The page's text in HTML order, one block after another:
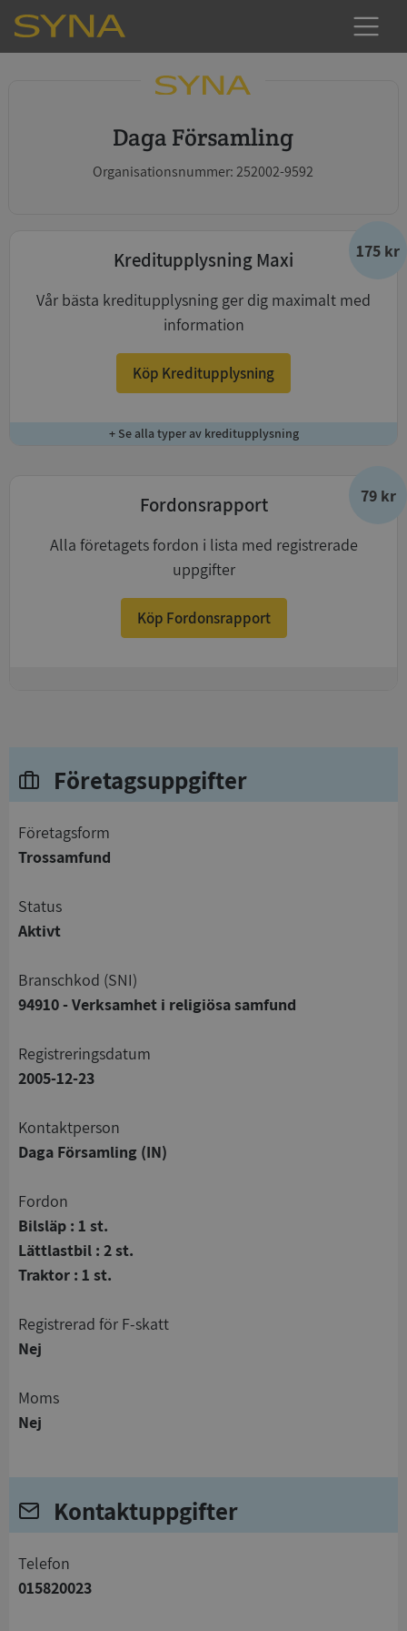
Daga Församling
Organisationsnummer: 252002-9592
175 kr
Kreditupplysning Maxi
Vår bästa kreditupplysning ger dig maximalt med
information
Köp Kreditupplysning
+ Se alla typer av kreditupplysning
79 kr
Fordonsrapport
Alla företagets fordon i lista med registrerade
uppgifter
Köp Fordonsrapport
Företagsuppgifter
företagsform
Trossamfund
status
Aktivt
branschkod (SNI)
94910 - Verksamhet i religiösa samfund
registreringsdatum
2005-12-23
Kontaktperson
Daga Församling (IN)
Fordon
Bilsläp : 1 st.
Lättlastbil : 2 st.
Traktor : 1 st.
registrerad för F-skatt
Nej
Moms
Nej
Kontaktuppgifter
telefon
015820023